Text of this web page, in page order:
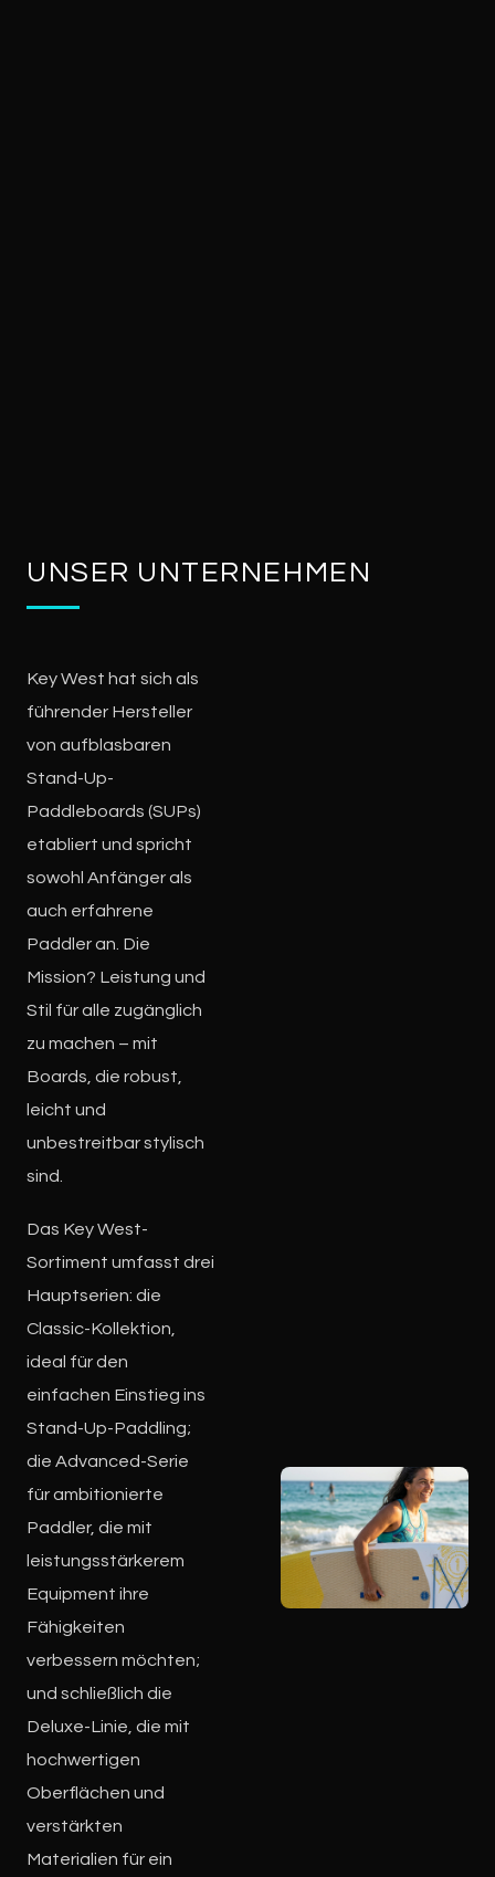
UNSER UNTERNEHMEN
Key West hat sich als
führender Hersteller
von aufblasbaren
Stand-Up-
Paddleboards (SUPs)
etabliert und spricht
sowohl Anfänger als
auch erfahrene
Paddler an. Die
Mission? Leistung und
Stil für alle zugänglich
zu machen – mit
Boards, die robust,
leicht und
unbestreitbar stylisch
sind.
Das Key West-
Sortiment umfasst drei
Hauptserien: die
Classic-Kollektion,
ideal für den
einfachen Einstieg ins
Stand-Up-Paddling;
die Advanced-Serie
für ambitionierte
Paddler, die mit
leistungsstärkerem
Equipment ihre
Fähigkeiten
verbessern möchten;
und schließlich die
Deluxe-Linie, die mit
hochwertigen
Oberflächen und
verstärkten
Materialien für ein